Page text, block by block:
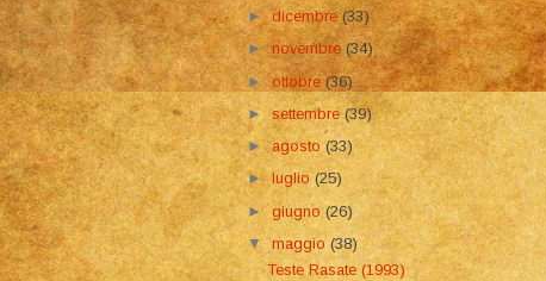
►dicembre(33)
►novembre(34)
►ottobre(36)
►settembre(39)
►agosto(33)
►luglio(25)
►giugno(26)
▼maggio(38)
Teste Rasate (1993)